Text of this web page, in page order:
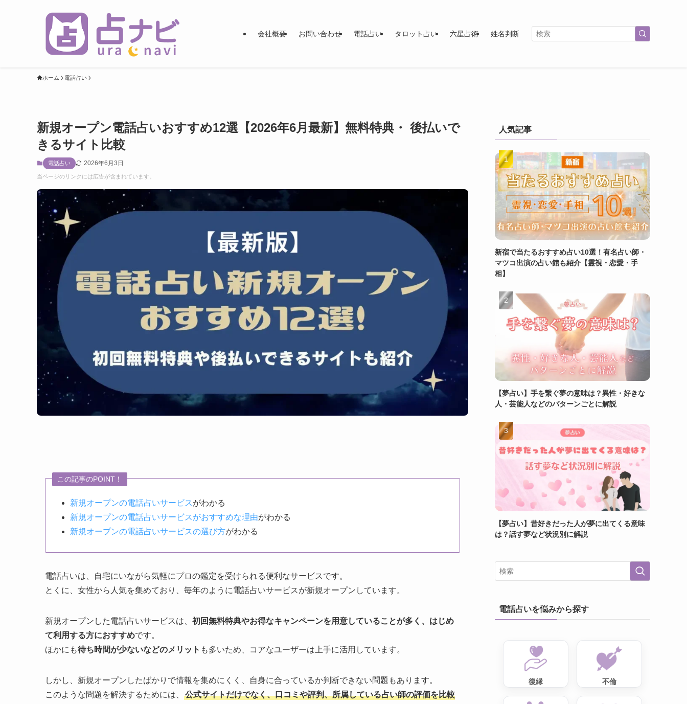
会社概要 お問い合わせ 電話占い タロット占い 六星占術 姓名判断
ホーム 電話占い
新規オープン電話占いおすすめ12選【2026年6月最新】無料特典・ 後払いで
きるサイト比較
電話占い 2026年6月3日
当ページのリンクには広告が含まれています。
この記事のPOINT！
新規オープンの電話占いサービスがわかる
新規オープンの電話占いサービスがおすすめな理由がわかる
新規オープンの電話占いサービスの選び方がわかる
電話占いは、自宅にいながら気軽にプロの鑑定を受けられる便利なサービスです。
とくに、女性から人気を集めており、毎年のように電話占いサービスが新規オープンしています。
新規オープンした電話占いサービスは、 初回無料特典やお得なキャンペーンを用意していることが多く、はじめ
て利用する方におすすめです。
ほかにも待ち時間が少ないなどのメリット も多いため、コアなユーザーは上手に活用しています。
しかし、新規オープンしたばかりで情報を集めにくく、自身に合っているか判断できない問題もあります。
このような問題を解決するためには、
公式サイトだけでなく、口コミや評判、所属している占い師の評価を比較
人気記事
新宿で当たるおすすめ占い10選！有名占い師・
マツコ出演の占い館も紹介【霊視・恋愛・手
相】
【夢占い】手を繋ぐ夢の意味は？異性・好きな
人・芸能人などのパターンごとに解説
【夢占い】昔好きだった人が夢に出てくる意味
は？話す夢など状況別に解説
電話占いを悩みから探す
復縁 不倫